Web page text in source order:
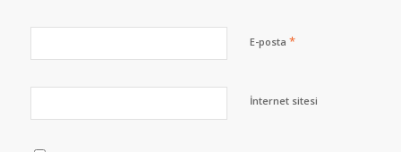
E-posta *
İnternet sitesi